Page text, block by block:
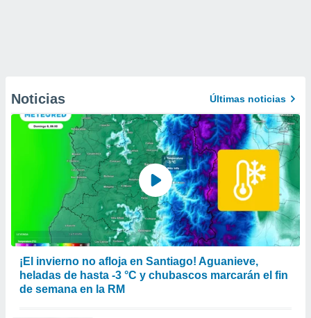
Noticias Últimas noticias
¡El invierno no afloja en Santiago! Aguanieve,
heladas de hasta -3 °C y chubascos marcarán el fin
de semana en la RM